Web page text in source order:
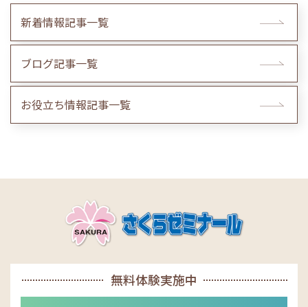
新着情報記事一覧
ブログ記事一覧
お役立ち情報記事一覧
無料体験実施中